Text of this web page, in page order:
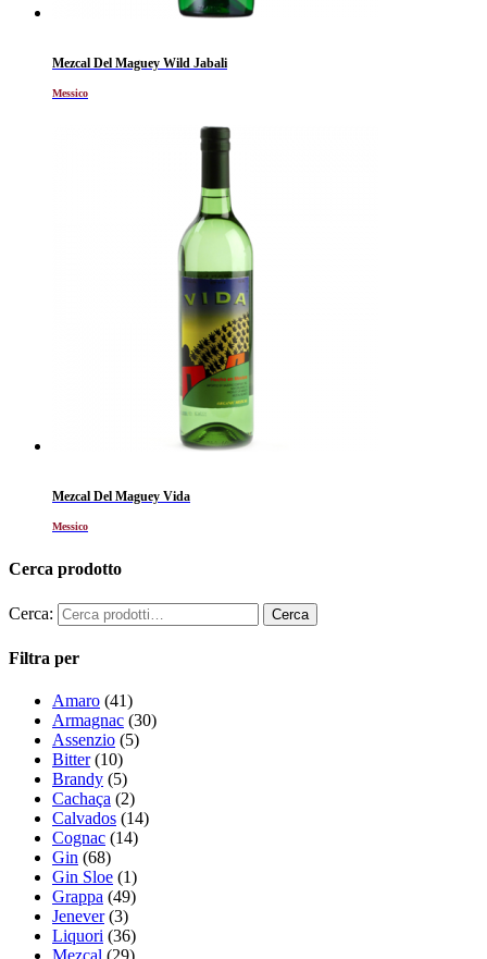
Mezcal Del Maguey Wild Jabali
Messico
Mezcal Del Maguey Vida
Messico
Cerca prodotto
Cerca:
Filtra per
Amaro (41)
Armagnac (30)
Assenzio (5)
Bitter (10)
Brandy (5)
Cachaça (2)
Calvados (14)
Cognac (14)
Gin (68)
Gin Sloe (1)
Grappa (49)
Jenever (3)
Liquori (36)